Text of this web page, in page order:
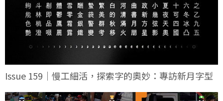
Issue 159｜慢工細活，探索字的奧妙：專訪新月字型